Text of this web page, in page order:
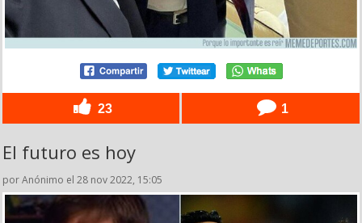
23 1
El futuro es hoy
por Anónimo el 28 nov 2022, 15:05